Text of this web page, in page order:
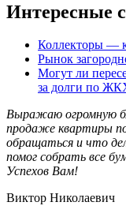
Интересные
Коллекторы —
Рынок
Могут ли
за долги по
Выражаю огромную
продаже квартиры
обращаться и что
помог собрать все
Успехов Вам!
Виктор Николаевич